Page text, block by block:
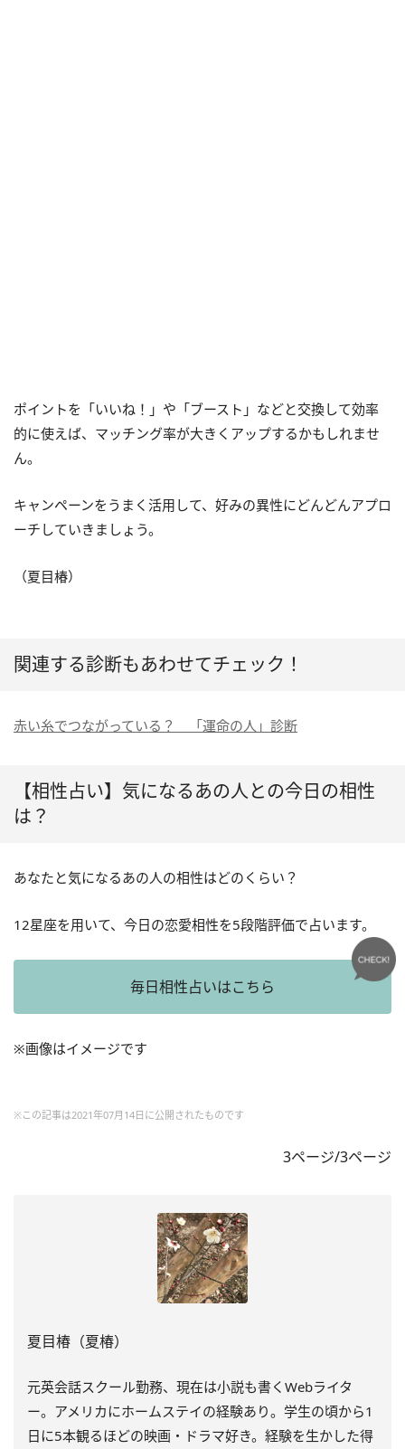
ポイントを「いいね！」や「ブースト」などと交換して効率
的に使えば、マッチング率が大きくアップするかもしれませ
ん。
キャンペーンをうまく活用して、好みの異性にどんどんアプロ
ーチしていきましょう。
（夏目椿）
関連する診断もあわせてチェック！
赤い糸でつながっている？ 「運命の人」診断
【相性占い】気になるあの人との今日の相性
は？
あなたと気になるあの人の相性はどのくらい？
12星座を用いて、今日の恋愛相性を5段階評価で占います。
毎日相性占いはこちら
※画像はイメージです
※この記事は2021年07月14日に公開されたものです
3ページ/3ページ
夏目椿（夏椿）
元英会話スクール勤務、現在は小説も書くWebライタ
ー。アメリカにホームステイの経験あり。学生の頃から1
日に5本観るほどの映画・ドラマ好き。経験を生かした得